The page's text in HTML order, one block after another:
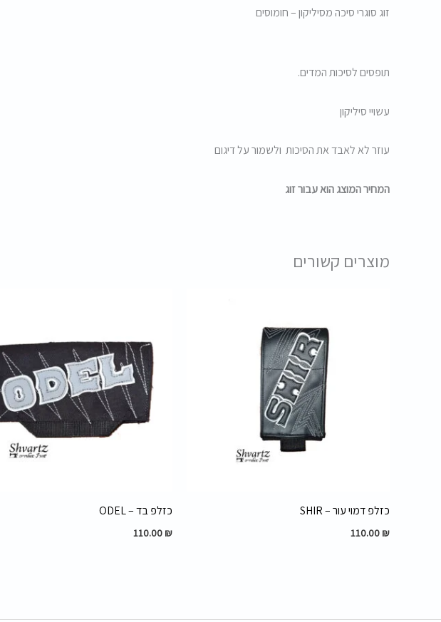
זוג סוגרי סיכה מסיליקון – חומוסים
תופסים לסיכות המדים.
עשויי סיליקון
עוזר לא לאבד את הסיכות ולשמור על דיגום
המחיר המוצג הוא עבור זוג
מוצרים קשורים
כזלפ דמוי עור – SHIR
110.00 ₪
כזלפ בד – ODEL
110.00 ₪